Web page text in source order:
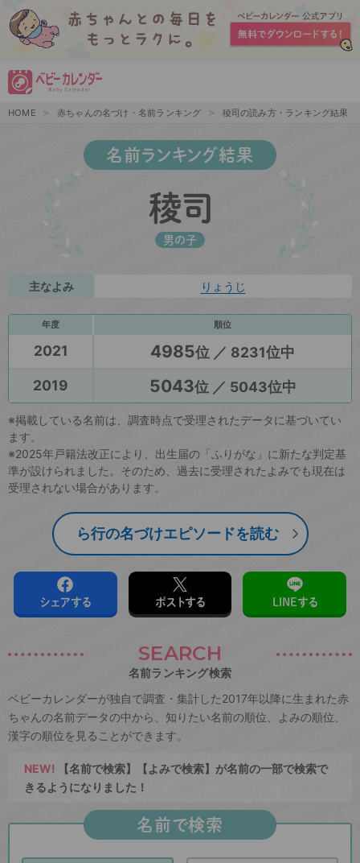
HOME 赤ちゃんの名づけ・名前ランキング 稜司の読み方・ランキング結果
名前ランキング結果
稜司
男の子
主なよみ りょうじ
年度 順位
2021 4985位 ／ 8231位中
2019
5043位 ／ 5043位中
※掲載している名前は、調査時点で受理されたデータに基づいてい
ます。
※2025年戸籍法改正により、出生届の「ふりがな」に新たな判定基
準が設けられました。そのため、過去に受理されたよみでも現在は
受理されない場合があります。
ら行の名づけエピソードを読む
シェアする ポストする LINEする
SEARCH
名前ランキング検索
ベビーカレンダーが独自で調査・集計した2017年以降に生まれた赤
ちゃんの名前データの中から、知りたい名前の順位、よみの順位、
漢字の順位を見ることができます。
NEW! 【名前で検索】【よみで検索】が名前の一部で検索で
きるようになりました！
名前で検索